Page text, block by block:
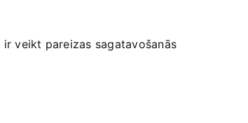
veikt pareizas sagatavošanās